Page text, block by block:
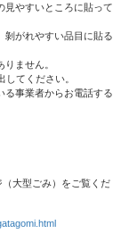
見やすいところに貼って
剝がれやすい品目に貼る
ません。
てください。
る事業者からお電話する
大型ごみ）をご覧くだ